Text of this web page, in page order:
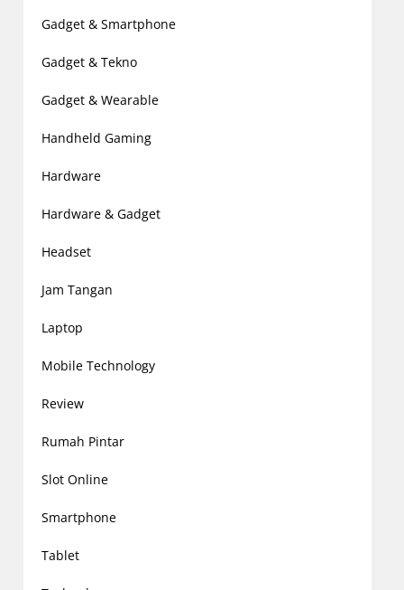
Gadget & Smartphone
Gadget & Tekno
Gadget & Wearable
Handheld Gaming
Hardware
Hardware & Gadget
Headset
Jam Tangan
Laptop
Mobile Technology
Review
Rumah Pintar
Slot Online
Smartphone
Tablet